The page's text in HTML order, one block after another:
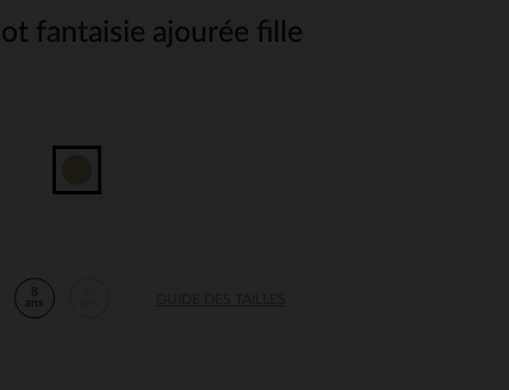
fantaisie ajourée fille
8
ans